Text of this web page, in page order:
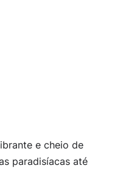
e cheio de
paradisíacas até